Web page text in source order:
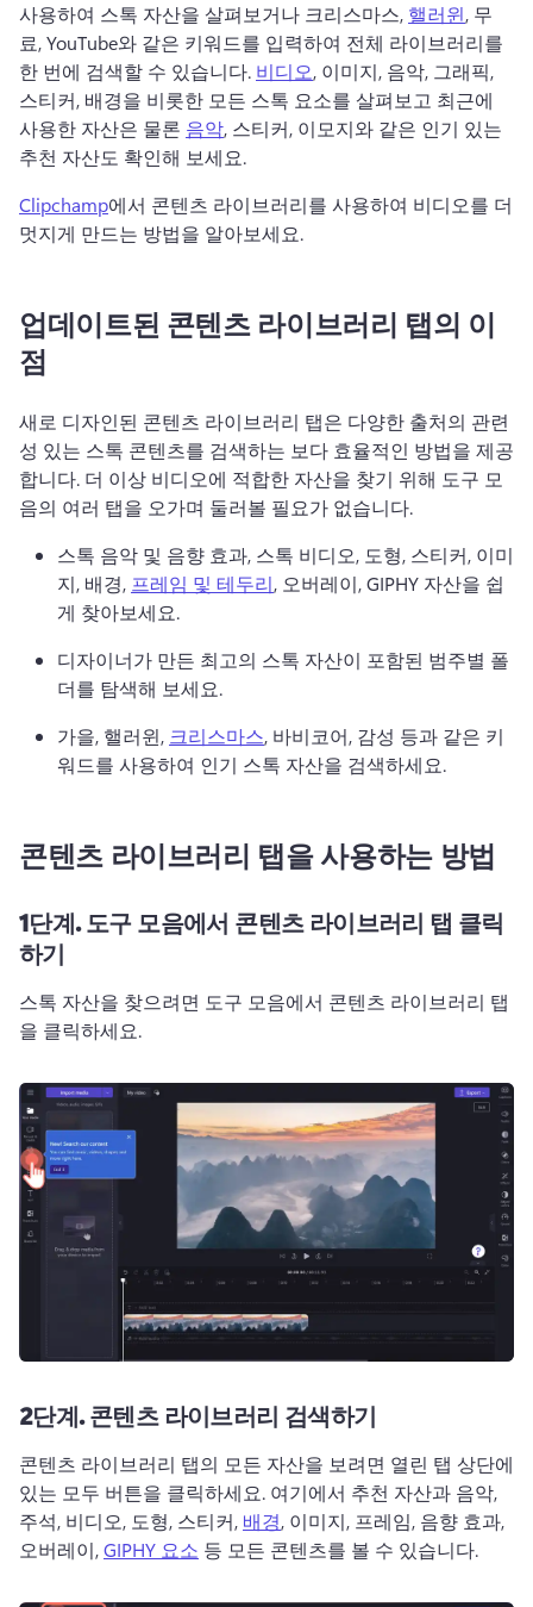
사용하여 스톡 자산을 살펴보거나 크리스마스, 핼러윈, 무
료, YouTube와 같은 키워드를 입력하여 전체 라이브러리를
한 번에 검색할 수 있습니다. 비디오, 이미지, 음악, 그래픽,
스티커, 배경을 비롯한 모든 스톡 요소를 살펴보고 최근에
사용한 자산은 물론 음악, 스티커, 이모지와 같은 인기 있는
추천 자산도 확인해 보세요.
Clipchamp에서 콘텐츠 라이브러리를 사용하여 비디오를 더
멋지게 만드는 방법을 알아보세요.
업데이트된 콘텐츠 라이브러리 탭의 이
점
새로 디자인된 콘텐츠 라이브러리 탭은 다양한 출처의 관련
성 있는 스톡 콘텐츠를 검색하는 보다 효율적인 방법을 제공
합니다. 더 이상 비디오에 적합한 자산을 찾기 위해 도구 모
음의 여러 탭을 오가며 둘러볼 필요가 없습니다.
스톡 음악 및 음향 효과, 스톡 비디오, 도형, 스티커, 이미
지, 배경, 프레임 및 테두리, 오버레이, GIPHY 자산을 쉽
게 찾아보세요.
디자이너가 만든 최고의 스톡 자산이 포함된 범주별 폴
더를 탐색해 보세요.
가을, 핼러윈, 크리스마스, 바비코어, 감성 등과 같은 키
워드를 사용하여 인기 스톡 자산을 검색하세요.
콘텐츠 라이브러리 탭을 사용하는 방법
1단계.도구 모음에서 콘텐츠 라이브러리 탭 클릭
하기
스톡 자산을 찾으려면 도구 모음에서 콘텐츠 라이브러리 탭
을 클릭하세요.
2단계.콘텐츠 라이브러리 검색하기
콘텐츠 라이브러리 탭의 모든 자산을 보려면 열린 탭 상단에
있는 모두 버튼을 클릭하세요. 여기에서 추천 자산과 음악,
주석, 비디오, 도형, 스티커, 배경, 이미지, 프레임, 음향 효과,
오버레이, GIPHY 요소 등 모든 콘텐츠를 볼 수 있습니다.